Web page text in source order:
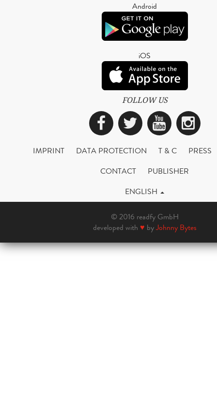
Android
iOS
FOLLOW US
Facebook
Twitter
IMPRINT DATA PROTECTION T & C
PRESS
CONTACT
PUBLISHER
ENGLISH
© 2016 readfy GmbH
developed with ♥ byJohnny Bytes